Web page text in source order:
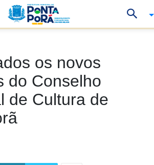
os novos
do Conselho
de Cultura de